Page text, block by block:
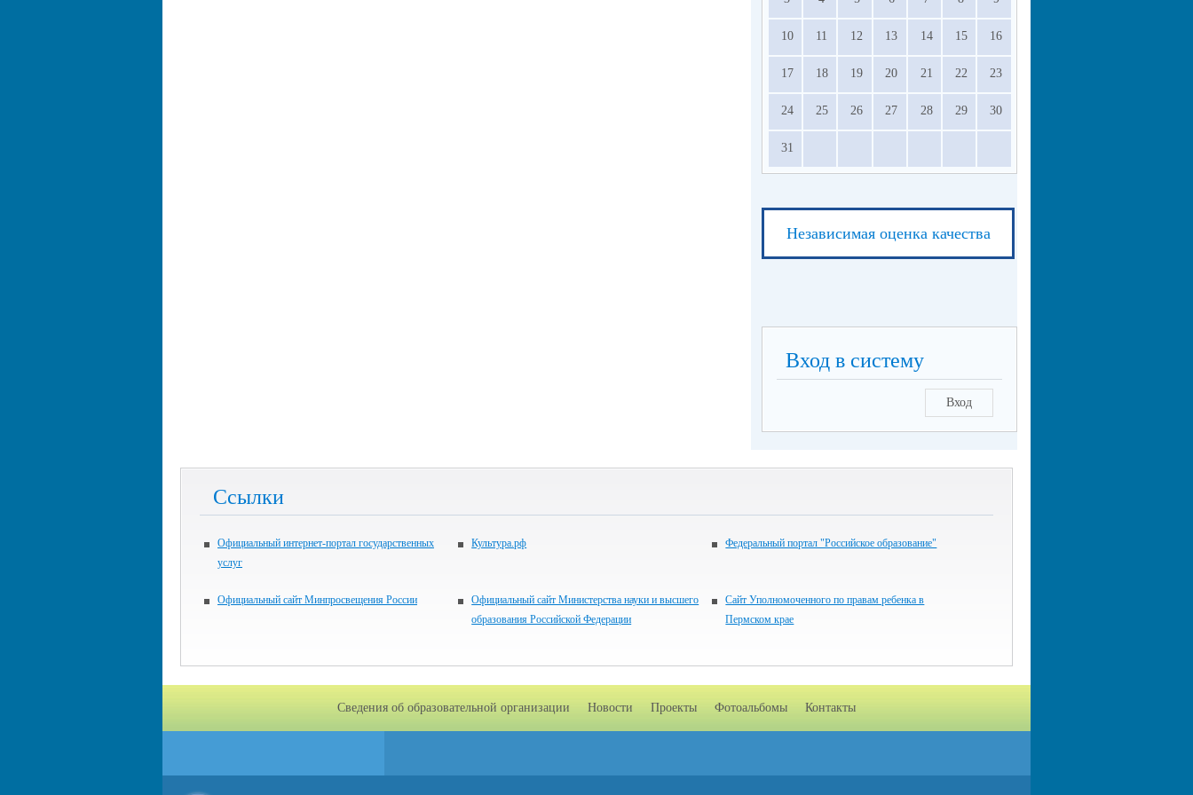
10 11 12 13 14 15 16
17 18 19 20 21 22 23
24 25 26 27 28 29 30
31
Независимая оценка качества
Вход в систему
Вход
Ссылки
Официальный интернет-портал государственных
услуг
Культура.рф Федеральный портал "Российское образование"
Официальный сайт Минпросвещения России
Официальный сайт Министерства науки и высшего
образования Российской Федерации
Сайт Уполномоченного по правам ребенка в
Пермском крае
Сведения об образовательной организации Новости Проекты Фотоальбомы Контакты